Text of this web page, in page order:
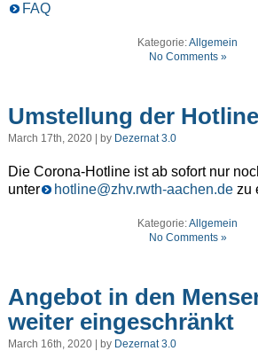
FAQ
Kategorie:Allgemein
No Comments »
Umstellung der Hotline
March 17th, 2020 | by Dezernat 3.0
Die Corona-Hotline ist ab sofort nur
unter
hotline@zhv.rwth-aachen.dezu
Kategorie:Allgemein
No Comments »
Angebot in den
weiter eingeschränkt
March 16th, 2020 | by Dezernat 3.0